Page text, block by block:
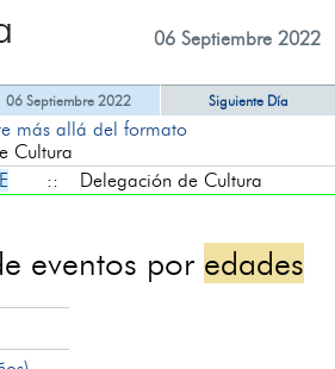
06 Septiembre 2022
06 Septiembre 2022 Siguiente Día
más allá del formato
:: Delegación de Cultura
eventos por edades